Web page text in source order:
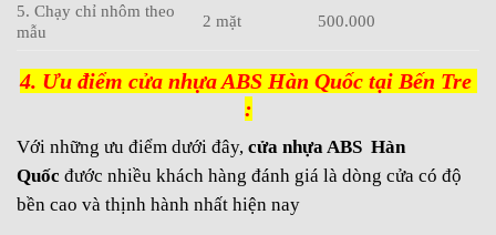
5. Chạy chỉ nhôm theo
mẫu
2 mặt 500.000
4. Ưu điểm cửa nhựa ABS Hàn Quốc tại Bến Tre
:
Với những ưu điểm dưới đây, cửa nhựa ABS Hàn
Quốc đước nhiều khách hàng đánh giá là dòng cửa có độ
bền cao và thịnh hành nhất hiện nay